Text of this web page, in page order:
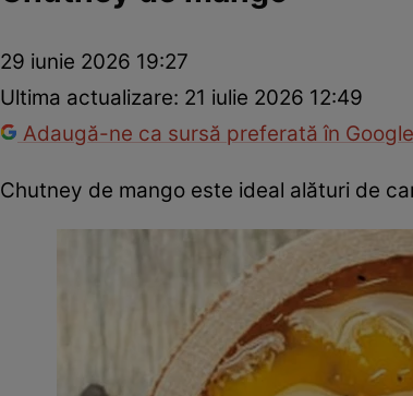
Mâncăruri rapide Rețete cu legume
29 iunie 2026 19:27
Ultima actualizare: 21 iulie 2026 12:49
Adaugă-ne ca sursă preferată în Google
Chutney de mango este ideal alături de